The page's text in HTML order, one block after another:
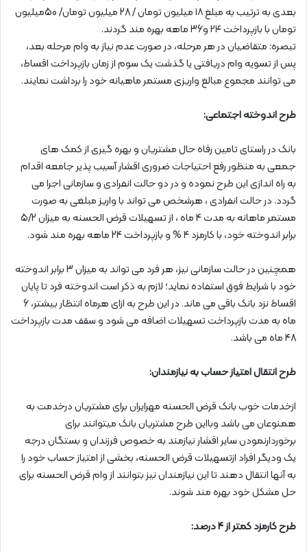
بعدی به ترتیب به مبلغ ۱۸ میلیون تومان / 28 میلیون تومان/ 50میلیون
تومان با بازپرداخت ۲۴ و36 ماهه بهره مند گردند.
تبصره: متقاضیان در هر مرحله، در صورت عدم نیاز به وام مرحله بعد،
پس از تسویه وام دریافتی یا گذشت یک سوم از زمان بازپرداخت اقساط،
می توانند مجموع مبالغ واریزی مستمر ماهیانه خود را برداشت نمایند.
طرح اندوخته اجتماعی:
بانک در راستای تامین رفاه حال مشتریان و بهره گیری از کمک های
جمعی به منظور رفع احتیاجات ضروری اقشار آسیب پذیر جامعه اقدام
به راه اندازی این طرح نموده و در دو حالت انفرادی و سازمانی اجرا می
گردد. در حالت انفرادی ، هرشخص می تواند با واریز مبلغی به صورت
مستمر ماهانه به مدت 4 ماه ، از تسهیلات قرض الحسنه به میزان 5/2
برابر اندوخته خود، با کارمزد 4 % و بازپرداخت 24 ماهه بهره مند شود.
همچنین در حالت سازمانی نیز، هر فرد می تواند به میزان 3 برابر اندوخته
خود با شرایط فوق استفاده نماید؛ لازم به ذکر است اندوخته فرد تا پایان
اقساط نزد بانک باقی می ماند. در این طرح به ازای هرماه انتظار بیشتر، 6
ماه به مدت بازپرداخت تسهیلات اضافه می شود و سقف مدت بازپرداخت
48 ماه می باشد.
طرح انتقال امتیاز حساب به نیازمندان:
ازخدمات خوب بانک قرض الحسنه مهرایران برای مشتریان درخدمت به
همنوعان می باشد وبااین طرح مشتریان بانک میتوانند برای
برخوردارنمودن سایر اقشار نیازمند به خصوص فرزندان و بستگان درجه
یک ودیگر افراد ازتسهیلات قرض الحسنه، بخشی از امتیاز حساب خود را
به آنها انتقال دهند تا این نیازمندان نیز بتوانند از وام قرض الحسنه برای
حل مشکل خود بهره مند شوند.
طرح کارمزد کمتر از 4 درصد: